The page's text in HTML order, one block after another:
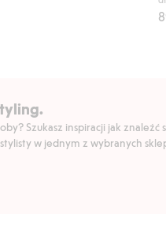
Szukasz inspiracji jak znaleźć
w jednym z wybranych